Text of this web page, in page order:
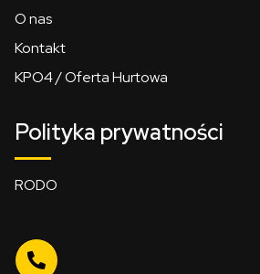
O nas
Kontakt
KPO4 / Oferta Hurtowa
Polityka prywatności
RODO